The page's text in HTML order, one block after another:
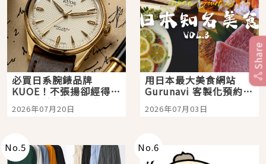
必買日系腕錶品牌
KUOE！不張揚卻經得起
時間洗鍊的經典之作五
選
2026年07月20日
用日本最大美食網站
Gurunavi 客製化預約九
大都市餐廳，打造專屬
美食體驗！
2026年07月03日
No.5 No.6
Share